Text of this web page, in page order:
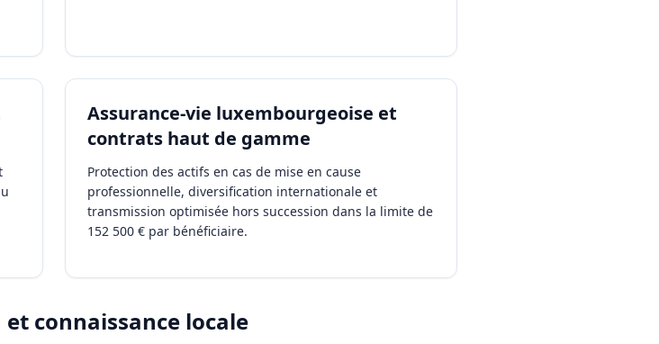
Assurance-vie luxembourgeoise et
contrats haut de gamme
Protection des actifs en cas de mise en cause
professionnelle, diversification internationale et
transmission optimisée hors succession dans la limite de
152 500 € par bénéficiaire.
connaissance locale